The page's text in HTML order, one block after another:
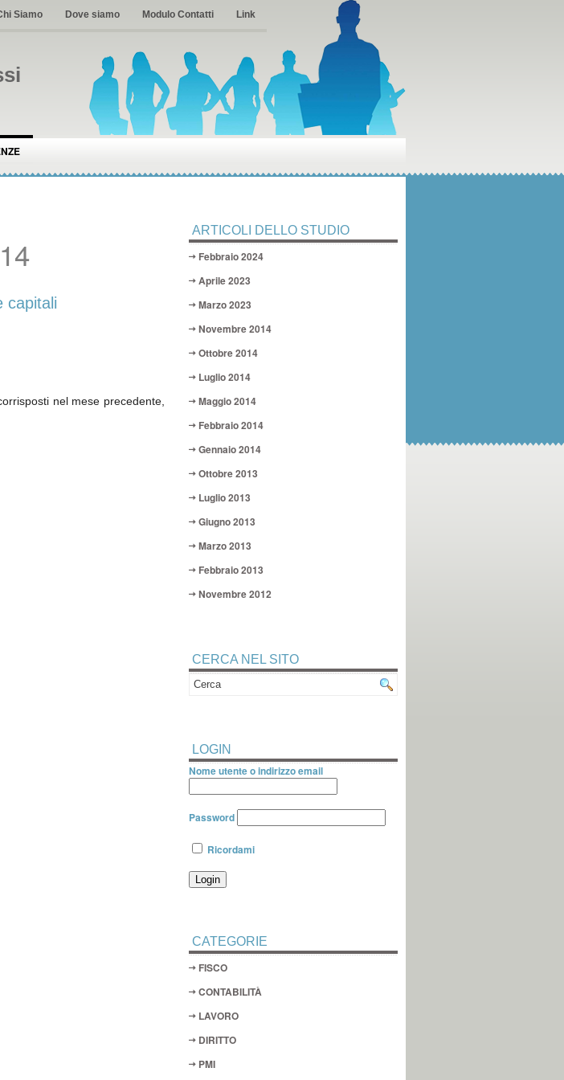
Siamo Dove siamo Modulo Contatti Link
capitali
nel mese precedente,
ARTICOLI DELLO STUDIO
Febbraio 2024
Aprile 2023
Marzo 2023
Novembre 2014
Ottobre 2014
Luglio 2014
Maggio 2014
Febbraio 2014
Gennaio 2014
Ottobre 2013
Luglio 2013
Giugno 2013
Marzo 2013
Febbraio 2013
Novembre 2012
CERCA NEL SITO
LOGIN
Nome utente o indirizzo email
Password
Ricordami
CATEGORIE
FISCO
CONTABILITÀ
LAVORO
DIRITTO
PMI